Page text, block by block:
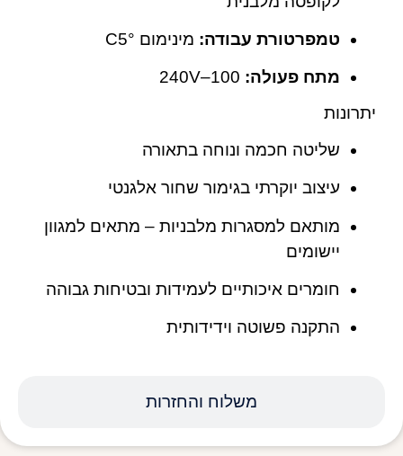
משלוח והחזרות
טמפרטורת עבודה: מינימום °C5
מתח פעולה:
יתרונות
שליטה חכמה ונוחה בתאורה
עיצוב יוקרתי בגימור שחור אלגנטי
מותאם למסגרות מלבניות – מתאים למגוון
יישומים
חומרים איכותיים לעמידות ובטיחות גבוהה
התקנה פשוטה וידידותית